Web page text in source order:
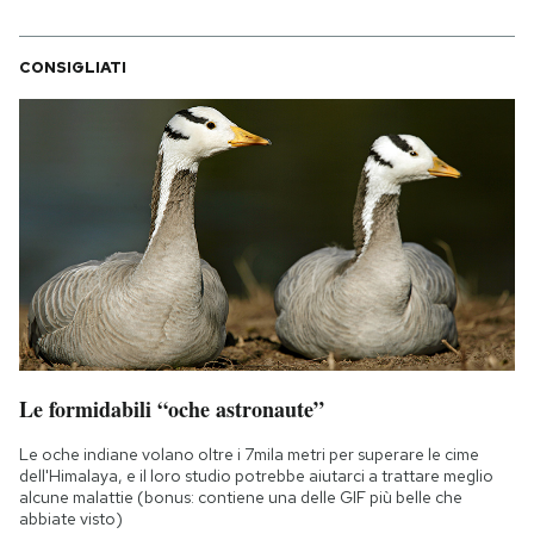
CONSIGLIATI
Le formidabili “oche astronaute”
Le oche indiane volano oltre i 7mila metri per superare le cime
dell'Himalaya, e il loro studio potrebbe aiutarci a trattare meglio
alcune malattie (bonus: contiene una delle GIF più belle che
abbiate visto)